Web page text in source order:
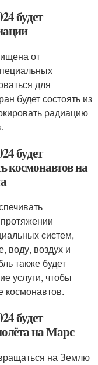
будет
от
для
будет состоять из
радиацию
будет
космонавтов на
систем,
воду, воздух и
также будет
услуги, чтобы
космонавтов.
будет
на Марс
на Землю